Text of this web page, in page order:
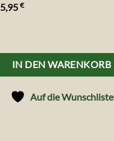
5,95 €
IN DEN WARENKORB
Auf die Wunschliste